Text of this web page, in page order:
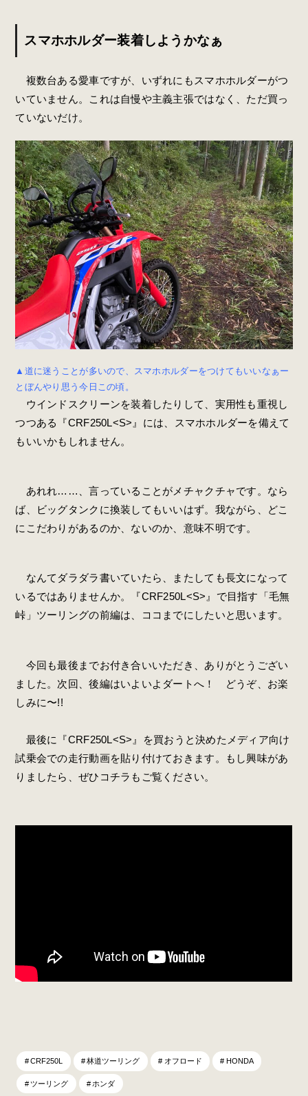
スマホホルダー装着しようかなぁ
複数台ある愛車ですが、いずれにもスマホホルダーがつ
いていません。これは自慢や主義主張ではなく、ただ買っ
ていないだけ。
▲道に迷うことが多いので、スマホホルダーをつけてもいいなぁー
とぼんやり思う今日この頃。
ウインドスクリーンを装着したりして、実用性も重視し
つつある『CRF250L<S>』には、スマホホルダーを備えて
もいいかもしれません。
あれれ……、言っていることがメチャクチャです。なら
ば、ビッグタンクに換装してもいいはず。我ながら、どこ
にこだわりがあるのか、ないのか、意味不明です。
なんてダラダラ書いていたら、またしても長文になって
いるではありませんか。『CRF250L<S>』で目指す「毛無
峠」ツーリングの前編は、ココまでにしたいと思います。
今回も最後までお付き合いいただき、ありがとうござい
ました。次回、後編はいよいよダートへ！ どうぞ、お楽
しみに〜!!
最後に『CRF250L<S>』を買おうと決めたメディア向け
試乗会での走行動画を貼り付けておきます。もし興味があ
りましたら、ぜひコチラもご覧ください。
CRF250L 林道ツーリング オフロード HONDA
ツーリング ホンダ